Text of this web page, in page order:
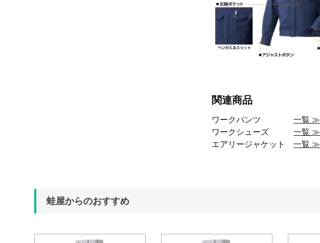
関連商品
ワークパンツ一覧 ≫
ワークシューズ一覧 ≫
エアリージャケット一覧 ≫
蛙屋からのおすすめ